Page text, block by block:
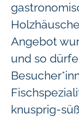
Angebot
und so
knusprig-